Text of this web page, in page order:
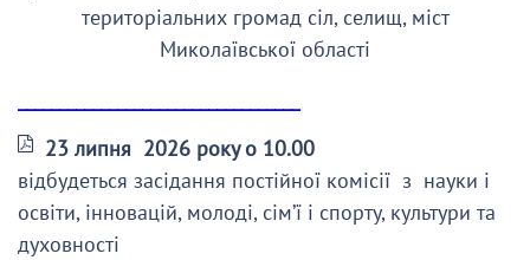
територіальних громад сіл, селищ, міст
Миколаївської області
23 липня 2026 року о 10.00
відбудеться засідання постійної комісії з науки і
освіти, інновацій, молоді, сім’ї і спорту, культури та
духовності